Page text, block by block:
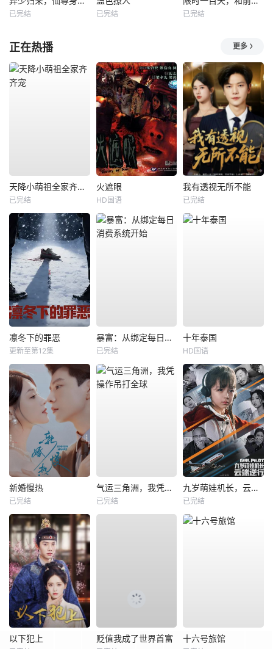
已完结 已完结 已完结
正在热播 更多
天降小萌祖全家齐齐宠
已完结
火遮眼
HD国语
我有透视无所不能
已完结
凛冬下的罪恶
更新至第12集
暴富：从绑定每日消费系统开始
已完结
十年泰国
HD国语
新婚慢热
已完结
气运三角洲，我凭操作吊打全球
已完结
九岁萌娃机长，云端逆行
已完结
以下犯上 贬值我成了世界首富 十六号旅馆